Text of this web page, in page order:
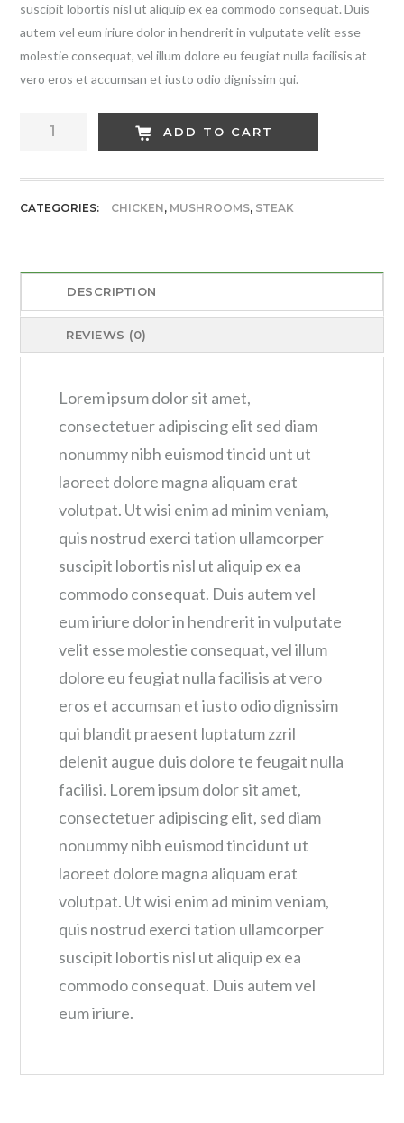
suscipit lobortis nisl ut aliquip ex ea commodo consequat. Duis
autem vel eum iriure dolor in hendrerit in vulputate velit esse
molestie consequat, vel illum dolore eu feugiat nulla facilisis at
vero eros et accumsan et iusto odio dignissim qui.
Fresh
Mushrooms
quantity
ADD TO CART
CATEGORIES: CHICKEN, MUSHROOMS, STEAK
DESCRIPTION
REVIEWS (0)
Lorem ipsum dolor sit amet,
consectetuer adipiscing elit sed diam
nonummy nibh euismod tincid unt ut
laoreet dolore magna aliquam erat
volutpat. Ut wisi enim ad minim veniam,
quis nostrud exerci tation ullamcorper
suscipit lobortis nisl ut aliquip ex ea
commodo consequat. Duis autem vel
eum iriure dolor in hendrerit in vulputate
velit esse molestie consequat, vel illum
dolore eu feugiat nulla facilisis at vero
eros et accumsan et iusto odio dignissim
qui blandit praesent luptatum zzril
delenit augue duis dolore te feugait nulla
facilisi. Lorem ipsum dolor sit amet,
consectetuer adipiscing elit, sed diam
nonummy nibh euismod tincidunt ut
laoreet dolore magna aliquam erat
volutpat. Ut wisi enim ad minim veniam,
quis nostrud exerci tation ullamcorper
suscipit lobortis nisl ut aliquip ex ea
commodo consequat. Duis autem vel
eum iriure.